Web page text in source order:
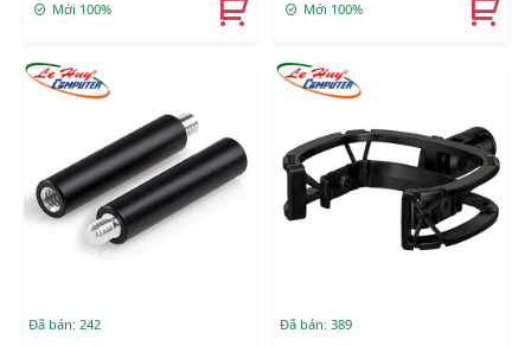
Mới 100% Mới 100%
Đã bán: 242 Đã bán: 389